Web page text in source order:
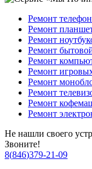
Ремонт
Ремонт
Ремонт
Ремонт
Ремонт
Ремонт
Ремонт
Ремонт
Ремонт
Ремонт
Не нашли своего
Звоните!
8(846)379-21-09